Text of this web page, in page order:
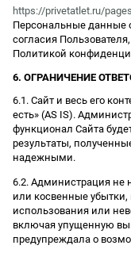
https://privetatlet.ru/
Персональные данные
согласия
Политикой
6. ОГРАНИЧЕНИЕ
6.1. Сайт и весь его
есть» (AS IS).
функционал Сайта
результаты,
надежными.
6.2. Администрация не
или косвенные
использования или
включая упущенную
предупреждала о